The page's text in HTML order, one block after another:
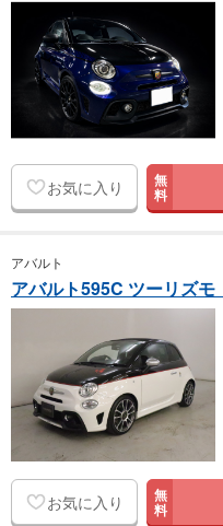
お気に入り 無
料
アバルト
アバルト595C ツーリズモ
お気に入り 無
料